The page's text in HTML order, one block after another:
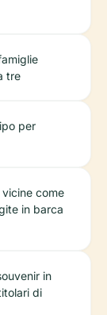
tre
per
come
in barca
in
di